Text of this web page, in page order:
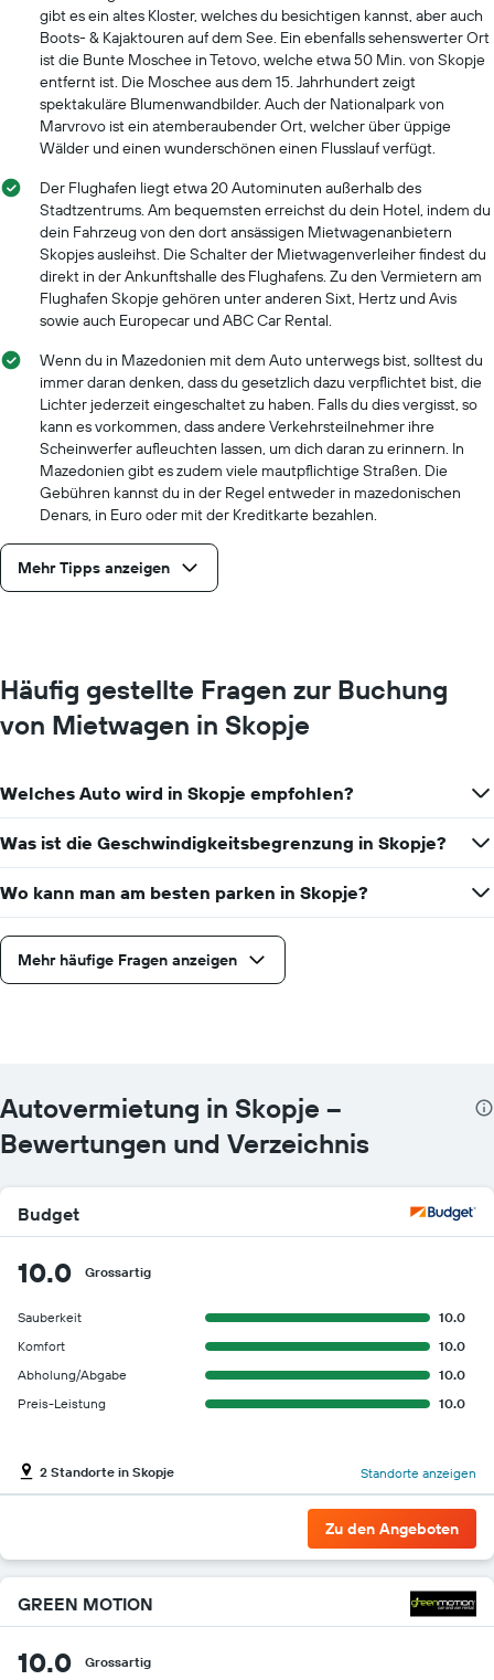
gibt es ein altes Kloster, welches du besichtigen kannst, aber auch
Boots- & Kajaktouren auf dem See. Ein ebenfalls sehenswerter Ort
ist die Bunte Moschee in Tetovo, welche etwa 50 Min. von Skopje
entfernt ist. Die Moschee aus dem 15. Jahrhundert zeigt
spektakuläre Blumenwandbilder. Auch der Nationalpark von
Marvrovo ist ein atemberaubender Ort, welcher über üppige
Wälder und einen wunderschönen einen Flusslauf verfügt.
Der Flughafen liegt etwa 20 Autominuten außerhalb des
Stadtzentrums. Am bequemsten erreichst du dein Hotel, indem du
dein Fahrzeug von den dort ansässigen Mietwagenanbietern
Skopjes ausleihst. Die Schalter der Mietwagenverleiher findest du
direkt in der Ankunftshalle des Flughafens. Zu den Vermietern am
Flughafen Skopje gehören unter anderen Sixt, Hertz und Avis
sowie auch Europecar und ABC Car Rental.
Wenn du in Mazedonien mit dem Auto unterwegs bist, solltest du
immer daran denken, dass du gesetzlich dazu verpflichtet bist, die
Lichter jederzeit eingeschaltet zu haben. Falls du dies vergisst, so
kann es vorkommen, dass andere Verkehrsteilnehmer ihre
Scheinwerfer aufleuchten lassen, um dich daran zu erinnern. In
Mazedonien gibt es zudem viele mautpflichtige Straßen. Die
Gebühren kannst du in der Regel entweder in mazedonischen
Denars, in Euro oder mit der Kreditkarte bezahlen.
Mehr Tipps anzeigen
Häufig gestellte Fragen zur Buchung
von Mietwagen in Skopje
Welches Auto wird in Skopje empfohlen?
Was ist die Geschwindigkeitsbegrenzung in Skopje?
Wo kann man am besten parken in Skopje?
Mehr häufige Fragen anzeigen
Autovermietung in Skopje –
Bewertungen und Verzeichnis
Budget
10.0 Grossartig
Sauberkeit
10.0
Komfort
10.0
Abholung/Abgabe
10.0
Preis-Leistung
10.0
2 Standorte in Skopje Standorte anzeigen
Zu den Angeboten
GREEN MOTION
10.0 Grossartig